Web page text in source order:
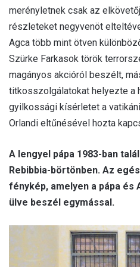
merényletnek csak az
részleteket negyvenöt
Agca több mint ötven
Szürke Farkasok török
magányos akcióról beszélt,
titkosszolgálatokat helyezte a
gyilkossági kísérletet a
Orlandi eltűnésével hozta
A lengyel pápa 1983-ban
Rebibbia-börtönben. Az
fénykép, amelyen a pápa és
ülve beszél egymással.